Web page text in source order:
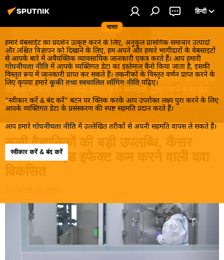
भारत
हिन्दी
हमारे वेबसाईट का प्रदर्शन उत्कृष्ट करने के लिए, अनुकूल प्रासंगिक समाचार उत्पादों
और लक्षित विज्ञापन को दिखाने के लिए, हम अपने और हमारे भागीदारों के वेबसाइटों
से आपके बारे में अवैयक्तिक व्यावसायिक जानकारी एकत्र करते हैं। आप हमारी
गोपनीयता नीति में आपके व्यक्तिगत डेटा का इस्तेमाल कैसे किया जाता है, इसकी
विस्तृत रूप में जानकारी प्राप्त कर सकते हैं। तकनीकों के विस्तृत वर्णन प्राप्त करने के
लिए कृपया हमारे कूकी तथा स्वचालित लॉगिंग नीति पढ़िए।
“स्वीकार करें & बंद करें” बटन पर क्लिक करके आप उपरोक्त लक्ष्य पुरा करने के लिए
आपके व्यक्तिगत डेटा के प्रसंस्करण की स्पष्ट सहमति प्रदान करते हैं।
आप हमारे गोपनीयता नीति में उल्लेखित तरीकों से अपनी सहमति वापस ले सकते हैं।
स्वीकार करें & बंद करें
रूस की खबरें
रूस की गरमा-गरम खबरें जानें! सबसे रोचक आंतरिक मामलों के
बारे में सूचना, रूस से स्पेशल स्टोरीस और रूसी विशेषज्ञों की प्रमुख
वैश्विक मामलों पर मान्यता प्राप्त करें। रूसियों द्वारा जानें रूस का
सच!
रूसी वैज्ञानिकों की बड़ी उपलब्धि, कैंसर
थेरेपी के साइड इफेक्ट कम करने वाली दवा